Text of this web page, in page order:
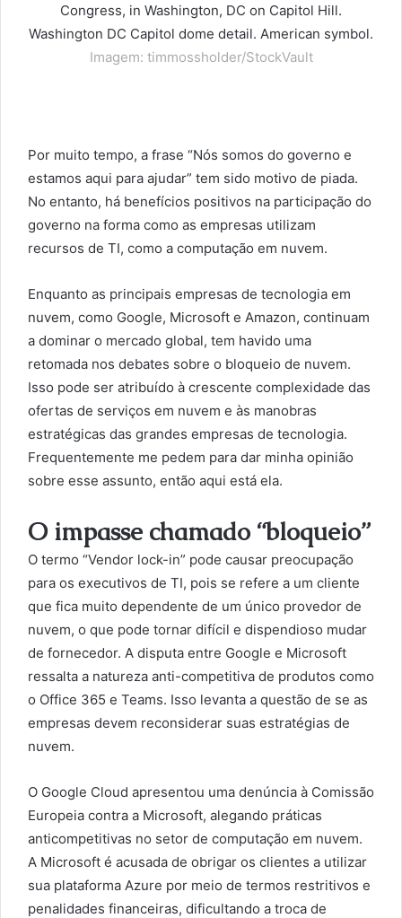
Imagem: timmossholder/StockVault
Por muito tempo, a frase “Nós somos do governo e
estamos aqui para ajudar” tem sido motivo de piada.
No entanto, há benefícios positivos na participação do
governo na forma como as empresas utilizam
recursos de TI, como a computação em nuvem.
Enquanto as principais empresas de tecnologia em
nuvem, como Google, Microsoft e Amazon, continuam
a dominar o mercado global, tem havido uma
retomada nos debates sobre o bloqueio de nuvem.
Isso pode ser atribuído à crescente complexidade das
ofertas de serviços em nuvem e às manobras
estratégicas das grandes empresas de tecnologia.
Frequentemente me pedem para dar minha opinião
sobre esse assunto, então aqui está ela.
O impasse chamado “bloqueio”
O termo “Vendor lock-in” pode causar preocupação
para os executivos de TI, pois se refere a um cliente
que fica muito dependente de um único provedor de
nuvem, o que pode tornar difícil e dispendioso mudar
de fornecedor. A disputa entre Google e Microsoft
ressalta a natureza anti-competitiva de produtos como
o Office 365 e Teams. Isso levanta a questão de se as
empresas devem reconsiderar suas estratégias de
nuvem.
O Google Cloud apresentou uma denúncia à Comissão
Europeia contra a Microsoft, alegando práticas
anticompetitivas no setor de computação em nuvem.
A Microsoft é acusada de obrigar os clientes a utilizar
sua plataforma Azure por meio de termos restritivos e
penalidades financeiras, dificultando a troca de